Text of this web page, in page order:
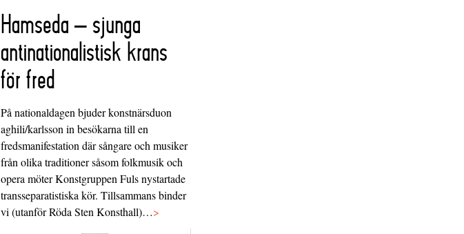
Hamseda – sjunga
antinationalistisk krans
för fred
På nationaldagen bjuder konstnärsduon
aghili/karlsson in besökarna till en
fredsmanifestation där sångare och musiker
från olika traditioner såsom folkmusik och
opera möter Konstgruppen Fuls nystartade
transseparatistiska kör. Tillsammans binder
vi (utanför Röda Sten Konsthall)…>